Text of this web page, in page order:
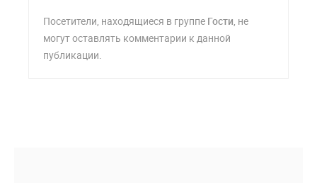
Посетители, находящиеся в группе Гости, не
могут оставлять комментарии к данной
публикации.